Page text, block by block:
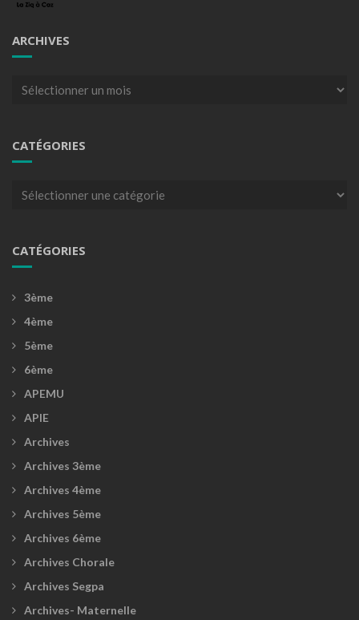
ARCHIVES
Archives
CATÉGORIES
Catégories
CATÉGORIES
3ème
4ème
5ème
6ème
APEMU
APIE
Archives
Archives 3ème
Archives 4ème
Archives 5ème
Archives 6ème
Archives Chorale
Archives Segpa
Archives- Maternelle